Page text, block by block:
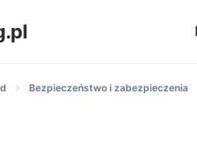
Bezpieczeństwo i zabezpieczenia